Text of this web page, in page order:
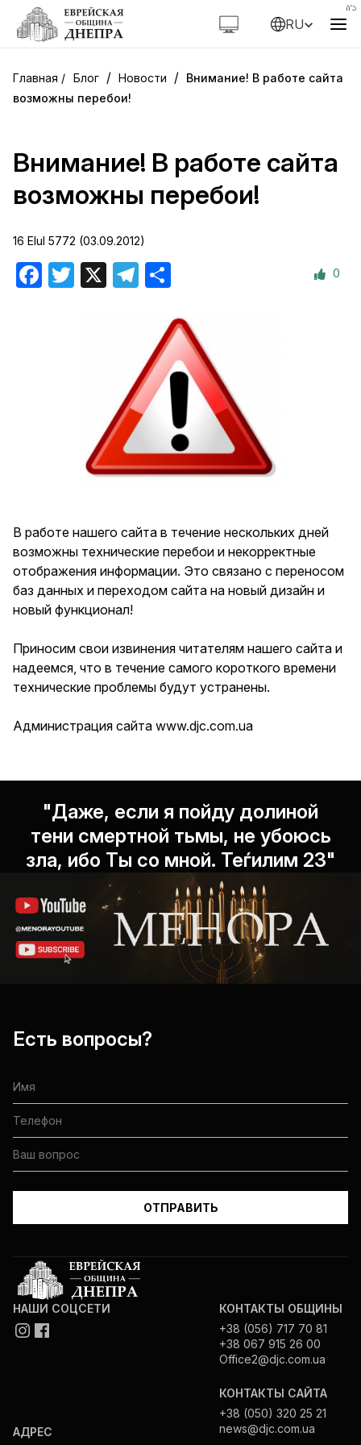
RU
Блог / Новости / Внимание! В работе сайта
возможны перебои!
Внимание! В работе сайта
возможны перебои!
16 Elul 5772 (03.09.2012)
Facebook
Twitter Telegram 0
В работе нашего сайта в течение нескольких дней
возможны технические перебои и некорректные
отображения информации. Это связано с переносом
баз данных и переходом сайта на новый дизайн и
новый функционал!
Приносим свои извинения читателям нашего сайта и
надеемся, что в течение самого короткого времени
технические проблемы будут устранены.
Администрация сайта www.djc.com.ua
"Даже, если я пойду долиной
тени смертной тьмы, не убоюсь
зла, ибо Ты со мной. Теѓилим 23"
Есть вопросы?
НАШИ СОЦСЕТИ
АДРЕС
КОНТАКТЫ ОБЩИНЫ
+38 (056) 717 70 81
+38 067 915 26 00
Office2@djc.com.ua
КОНТАКТЫ САЙТА
+38 (050) 320 25 21
news@djc.com.ua